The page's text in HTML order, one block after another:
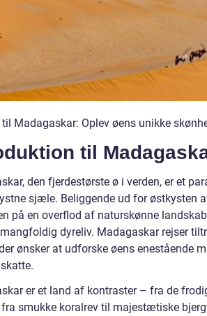
til Madagaskar: Oplev øens unikke
til
den fjerdestørste ø i verden, er et
sjæle. Beliggende ud for østkysten
på en overflod af naturskønne
dyreliv. Madagaskar rejser
ønsker at udforske øens enestående
er et land af kontraster – fra de
fra smukke koralrev til majestætiske